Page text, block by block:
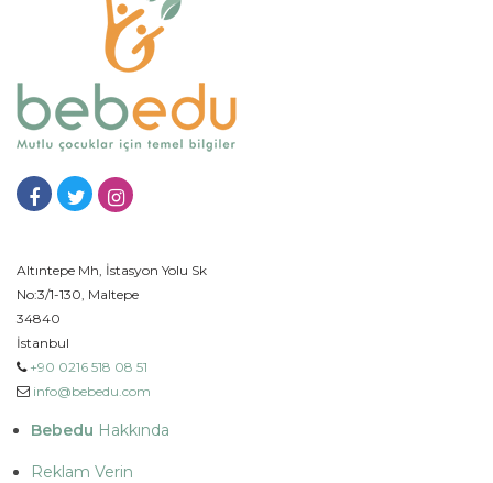
Altıntepe Mh, İstasyon Yolu Sk
No:3/1-130, Maltepe
34840
İstanbul
+90 0216 518 08 51
info@bebedu.com
Bebedu Hakkında
Reklam Verin